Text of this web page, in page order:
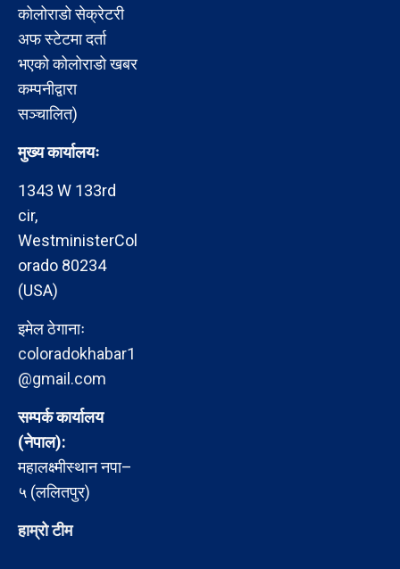
कोलोराडो सेक्रेटरी
अफ स्टेटमा दर्ता
भएको कोलोराडो खबर
कम्पनीद्वारा
सञ्चालित)
मुख्य कार्यालयः
1343 W 133rd
cir,
WestministerCol
orado 80234
(USA)
इमेल ठेगानाः
coloradokhabar1
@gmail.com
सम्पर्क कार्यालय
(नेपाल):
महालक्ष्मीस्थान नपा–
५ (ललितपुर)
हाम्रो टीम